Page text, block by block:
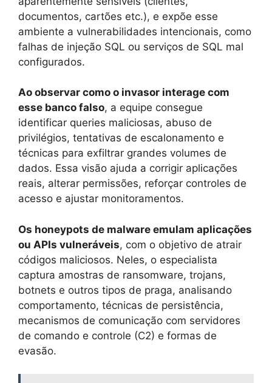
documentos, cartões etc.), e expõe esse
ambiente a vulnerabilidades intencionais, como
falhas de injeção SQL ou serviços de SQL mal
configurados.
Ao observar como o invasor interage com
esse banco falso, a equipe consegue
identificar queries maliciosas, abuso de
privilégios, tentativas de escalonamento e
técnicas para exfiltrar grandes volumes de
dados. Essa visão ajuda a corrigir aplicações
reais, alterar permissões, reforçar controles de
acesso e ajustar monitoramentos.
Os honeypots de malware emulam aplicações
ou APIs vulneráveis, com o objetivo de atrair
códigos maliciosos. Neles, o especialista
captura amostras de ransomware, trojans,
botnets e outros tipos de praga, analisando
comportamento, técnicas de persistência,
mecanismos de comunicação com servidores
de comando e controle (C2) e formas de
evasão.